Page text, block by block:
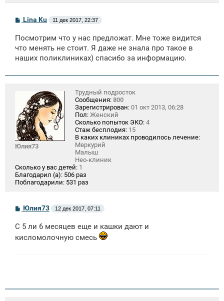
С
б
щ
н
е
Lina Ku 11 дек 2017, 22:37
Посмотрим что у нас предложат. Мне тоже видится
что менять не стоит. Я даже не знала про такое в
наших поликлиниках) спасибо за информацию.
Юлия73
Трудный подросток
Сообщения: 800
Зарегистрирован: 01 окт 2013, 06:28
Пол: Женский
Сколько попыток ЭКО: 4
Стаж бесплодия: 15
В каких клиниках проводилось лечение:
Меркурий
Малыш
Нео-клиник
Сколько у вас детей: 1
Благодарил (а): 506 раз
Поблагодарили: 531 раз
С
б
щ
е
Юлия73 12 дек 2017, 07:11
С 5 ли 6 месяцев еще и кашки дают и
кисломолочную смесь